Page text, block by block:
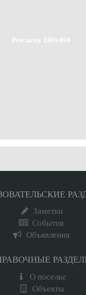
Реклама 240x400
Заметки
События
Объявления
О поселке
Объекты